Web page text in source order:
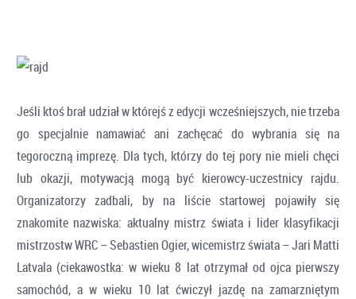
Jeśli ktoś brał udział w którejś z edycji wcześniejszych, nie trzeba
go specjalnie namawiać ani zachęcać do wybrania się na
tegoroczną imprezę. Dla tych, którzy do tej pory nie mieli chęci
lub okazji, motywacją mogą być kierowcy-uczestnicy rajdu.
Organizatorzy zadbali, by na liście startowej pojawiły się
znakomite nazwiska: aktualny mistrz świata i lider klasyfikacji
mistrzostw WRC – Sebastien Ogier, wicemistrz świata – Jari Matti
Latvala (ciekawostka: w wieku 8 lat otrzymał od ojca pierwszy
samochód, a w wieku 10 lat ćwiczył jazdę na zamarzniętym